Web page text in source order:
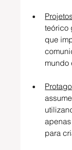
teórico
que
mundo
para